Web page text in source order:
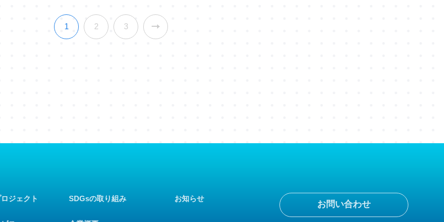
1 2 3
ジェクト SDGsの取り組み お知らせ
お問い合わせ